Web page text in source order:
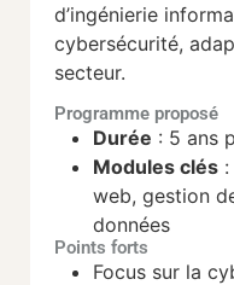
d’ingénierie
cybersécurité,
secteur.
Programme proposé
Durée : 5 ans
Modules clés
web, gestion
données
Points forts
Focus sur la